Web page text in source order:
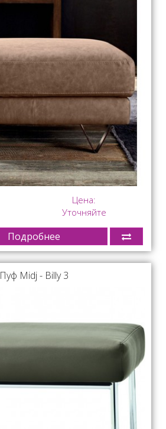
Цена:
Уточняйте
Подробнее
Пуф Midj - Billy 3